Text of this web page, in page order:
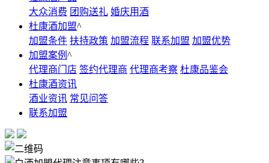
大众消费 团购送礼 婚庆用酒
杜康酒加盟^
加盟条件 扶持政策 加盟流程 联系加盟 加盟优势
加盟案例 ^
代理商门店 签约代理商 代理商考察 杜康品鉴会
杜康酒资讯
酒业资讯 常见问答
联系加盟